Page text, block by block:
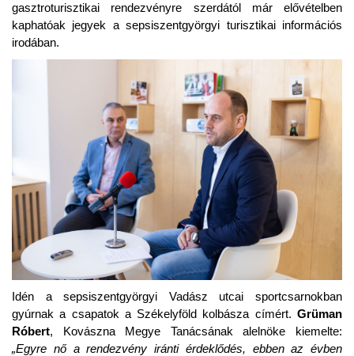
gasztroturisztikai rendezvényre szerdától már elővételben
kaphatóak jegyek a sepsiszentgyörgyi turisztikai információs
irodában.
Idén a sepsiszentgyörgyi Vadász utcai sportcsarnokban
gyúrnak a csapatok a Székelyföld kolbásza címért. Grüman
Róbert, Kovászna Megye Tanácsának alelnöke kiemelte:
„Egyre nő a rendezvény iránti érdeklődés, ebben az évben